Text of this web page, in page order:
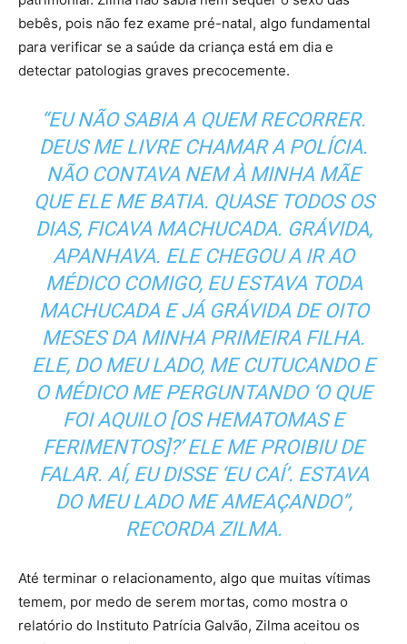
bebês, pois não fez exame pré-natal, algo fundamental
para verificar se a saúde da criança está em dia e
detectar patologias graves precocemente.
“EU NÃO SABIA A QUEM RECORRER.
DEUS ME LIVRE CHAMAR A POLÍCIA.
NÃO CONTAVA NEM À MINHA MÃE
QUE ELE ME BATIA. QUASE TODOS OS
DIAS, FICAVA MACHUCADA. GRÁVIDA,
APANHAVA. ELE CHEGOU A IR AO
MÉDICO COMIGO, EU ESTAVA TODA
MACHUCADA E JÁ GRÁVIDA DE OITO
MESES DA MINHA PRIMEIRA FILHA.
ELE, DO MEU LADO, ME CUTUCANDO E
O MÉDICO ME PERGUNTANDO ‘O QUE
FOI AQUILO [OS HEMATOMAS E
FERIMENTOS]?’ ELE ME PROIBIU DE
FALAR. AÍ, EU DISSE ‘EU CAÍ’. ESTAVA
DO MEU LADO ME AMEAÇANDO”,
RECORDA ZILMA.
Até terminar o relacionamento, algo que muitas vítimas
temem, por medo de serem mortas, como mostra o
relatório do Instituto Patrícia Galvão, Zilma aceitou os